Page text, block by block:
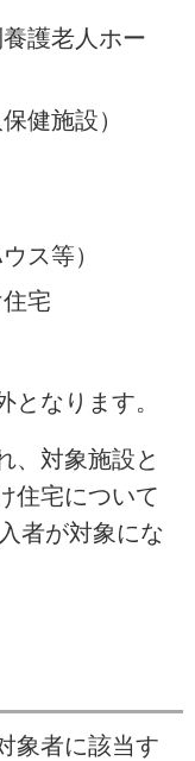
護老人ホー
健施設）
ス等）
宅
なります。
、対象施設と
住宅について
者が対象にな
象者に該当す